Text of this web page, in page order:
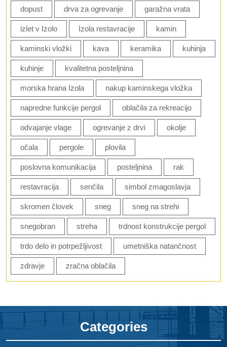
dopust drva za ogrevanje garažna vrata
izlet v Izolo Izola restavracije kamin
kaminski vložki kava keramika kuhinja
kuhinje kvalitetna posteljnina
morska hrana Izola nakup kaminskega vložka
napredne funkcije pergol oblačila za rekreacijo
odvajanje vlage ogrevanje z drvi okolje
očala pergole plovila
poslovna komunikacija posteljnina rak
restavracija senčila simbol zmagoslavja
skromen človek sneg sneg na strehi
snegobran streha trdnost konstrukcije pergol
trdo delo in potrpežljivost umetniška natančnost
zdravje zračna oblačila
Categories